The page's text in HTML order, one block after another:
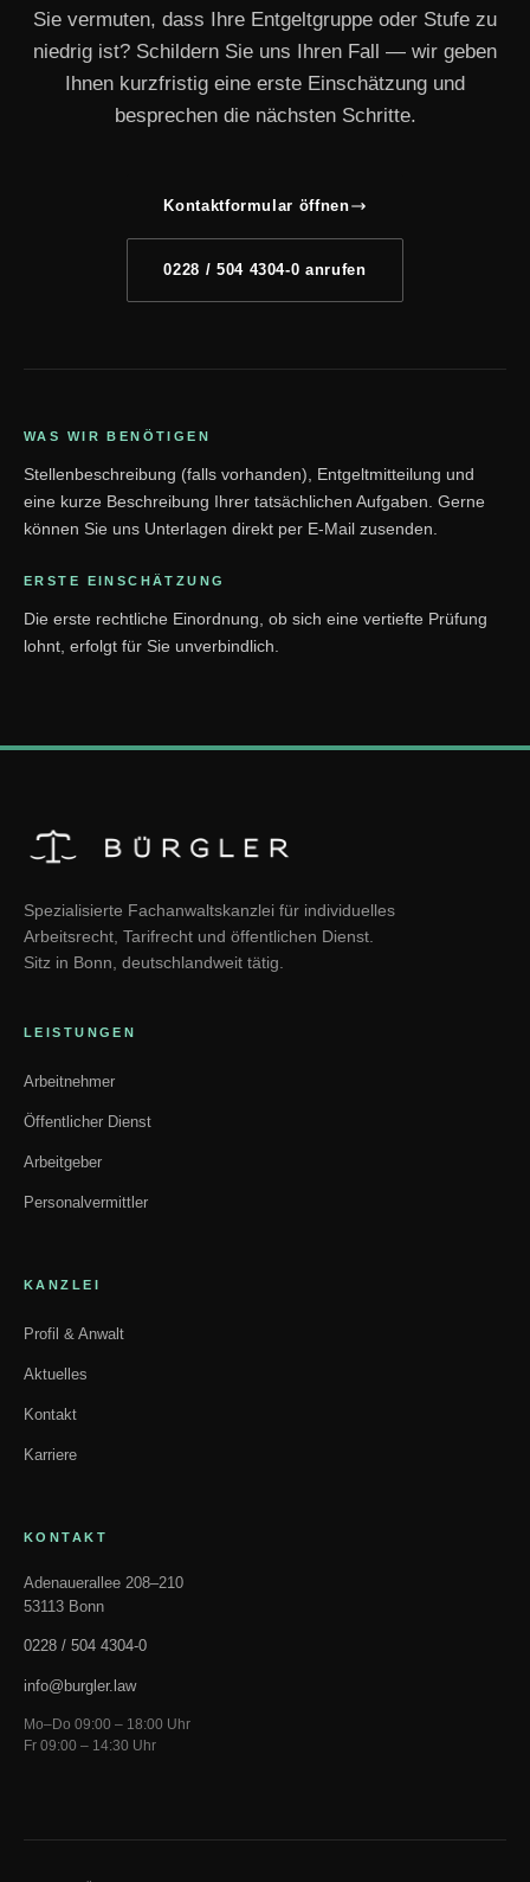
Sie vermuten, dass Ihre Entgeltgruppe oder Stufe zu
niedrig ist? Schildern Sie uns Ihren Fall — wir geben
Ihnen kurzfristig eine erste Einschätzung und
besprechen die nächsten Schritte.
Kontaktformular öffnen
0228 / 504 4304-0 anrufen
WAS WIR BENÖTIGEN
Stellenbeschreibung (falls vorhanden), Entgeltmitteilung und
eine kurze Beschreibung Ihrer tatsächlichen Aufgaben. Gerne
können Sie uns Unterlagen direkt per E-Mail zusenden.
ERSTE EINSCHÄTZUNG
Die erste rechtliche Einordnung, ob sich eine vertiefte Prüfung
lohnt, erfolgt für Sie unverbindlich.
Spezialisierte Fachanwaltskanzlei für individuelles
Arbeitsrecht, Tarifrecht und öffentlichen Dienst.
Sitz in Bonn, deutschlandweit tätig.
LEISTUNGEN
Arbeitnehmer
Öffentlicher Dienst
Arbeitgeber
Personalvermittler
KANZLEI
Profil & Anwalt
Aktuelles
Kontakt
Karriere
KONTAKT
Adenauerallee 208–210
53113 Bonn
0228 / 504 4304-0
info@burgler.law
Mo–Do 09:00 – 18:00 Uhr
Fr 09:00 – 14:30 Uhr